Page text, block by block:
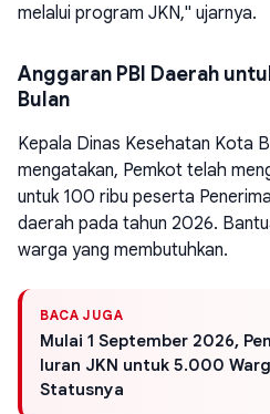
melalui program JKN," ujarnya.
Anggaran PBI Daerah
Bulan
Kepala Dinas Kesehatan Kota
mengatakan, Pemkot telah
untuk 100 ribu peserta
daerah pada tahun 2026.
warga yang membutuhkan.
BACA JUGA
Mulai 1 September 2026,
Iuran JKN untuk 5.000
Statusnya